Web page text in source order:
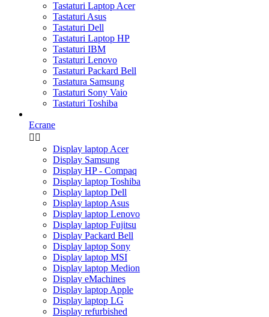
Tastaturi Laptop Acer
Tastaturi Asus
Tastaturi Dell
Tastaturi Laptop HP
Tastaturi IBM
Tastaturi Lenovo
Tastaturi Packard Bell
Tastatura Samsung
Tastaturi Sony Vaio
Tastaturi Toshiba
Ecrane
 
Display laptop Acer
Display Samsung
Display HP - Compaq
Display laptop Toshiba
Display laptop Dell
Display laptop Asus
Display laptop Lenovo
Display laptop Fujitsu
Display Packard Bell
Display laptop Sony
Display laptop MSI
Display laptop Medion
Display eMachines
Display laptop Apple
Display laptop LG
Display refurbished